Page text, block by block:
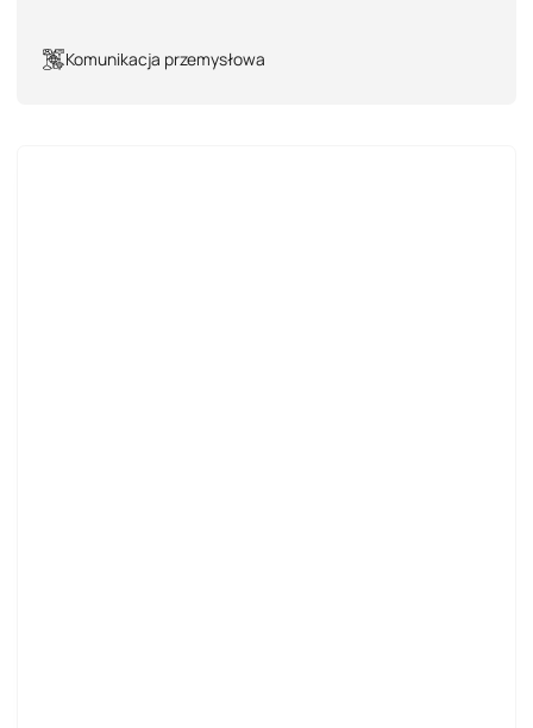
Komunikacja przemysłowa